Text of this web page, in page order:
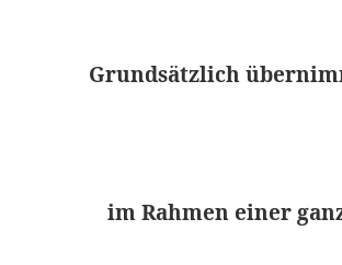
Grundsätzlich
im Rahmen einer